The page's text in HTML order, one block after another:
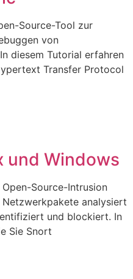
Source-Tool zur
von
diesem Tutorial erfahren
Transfer Protocol
und Windows
Source-Intrusion
Netzwerkpakete analysiert
und blockiert. In
Sie Snort